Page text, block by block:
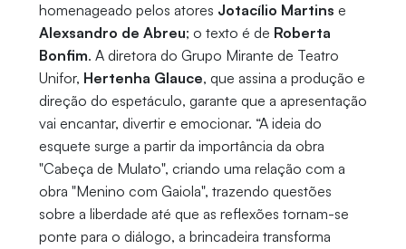
homenageado pelos atores Jotacílio Martins e
Alexsandro de Abreu; o texto é de Roberta
Bonfim. A diretora do Grupo Mirante de Teatro
Unifor, Hertenha Glauce, que assina a produção e
direção do espetáculo, garante que a apresentação
vai encantar, divertir e emocionar. “A ideia do
esquete surge a partir da importância da obra
"Cabeça de Mulato", criando uma relação com a
obra "Menino com Gaiola", trazendo questões
sobre a liberdade até que as reflexões tornam-se
ponte para o diálogo, a brincadeira transforma